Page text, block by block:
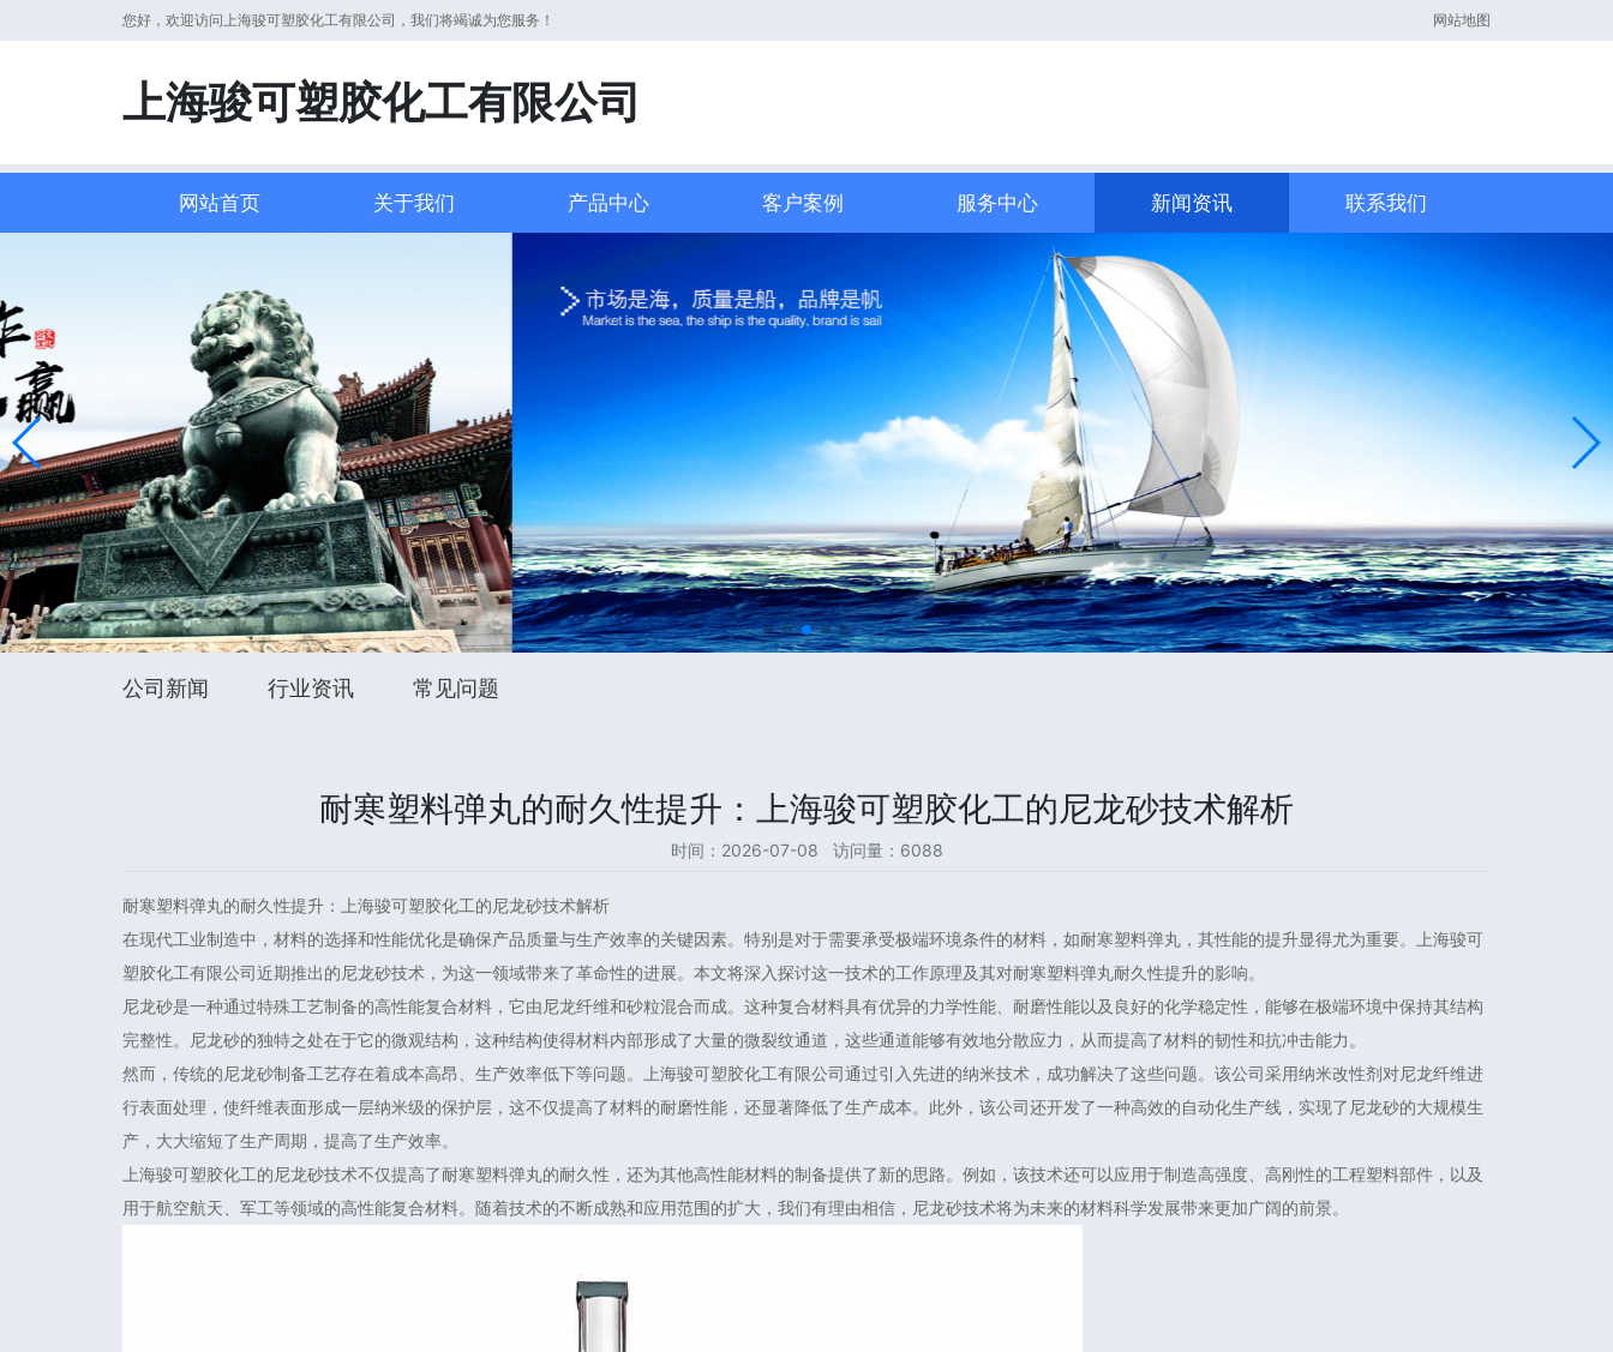
您好，欢迎访问上海骏可塑胶化工有限公司，我们将竭诚为您服务！ 网站地图
上海骏可塑胶化工有限公司
网站首页 关于我们 产品中心 客户案例 服务中心 新闻资讯 联系我们
公司新闻 行业资讯 常见问题
耐寒塑料弹丸的耐久性提升：上海骏可塑胶化工的尼龙砂技术解析
时间：2026-07-08 访问量：6088
耐寒塑料弹丸的耐久性提升：上海骏可塑胶化工的尼龙砂技术解析
在现代工业制造中，材料的选择和性能优化是确保产品质量与生产效率的关键因素。特别是对于需要承受极端环境条件的材料，如耐寒塑料弹丸，其性能的提升显得尤为重要。上海骏可
塑胶化工有限公司近期推出的尼龙砂技术，为这一领域带来了革命性的进展。本文将深入探讨这一技术的工作原理及其对耐寒塑料弹丸耐久性提升的影响。
尼龙砂是一种通过特殊工艺制备的高性能复合材料，它由尼龙纤维和砂粒混合而成。这种复合材料具有优异的力学性能、耐磨性能以及良好的化学稳定性，能够在极端环境中保持其结构
完整性。尼龙砂的独特之处在于它的微观结构，这种结构使得材料内部形成了大量的微裂纹通道，这些通道能够有效地分散应力，从而提高了材料的韧性和抗冲击能力。
然而，传统的尼龙砂制备工艺存在着成本高昂、生产效率低下等问题。上海骏可塑胶化工有限公司通过引入先进的纳米技术，成功解决了这些问题。该公司采用纳米改性剂对尼龙纤维进
行表面处理，使纤维表面形成一层纳米级的保护层，这不仅提高了材料的耐磨性能，还显著降低了生产成本。此外，该公司还开发了一种高效的自动化生产线，实现了尼龙砂的大规模生
产，大大缩短了生产周期，提高了生产效率。
上海骏可塑胶化工的尼龙砂技术不仅提高了耐寒塑料弹丸的耐久性，还为其他高性能材料的制备提供了新的思路。例如，该技术还可以应用于制造高强度、高刚性的工程塑料部件，以及
用于航空航天、军工等领域的高性能复合材料。随着技术的不断成熟和应用范围的扩大，我们有理由相信，尼龙砂技术将为未来的材料科学发展带来更加广阔的前景。